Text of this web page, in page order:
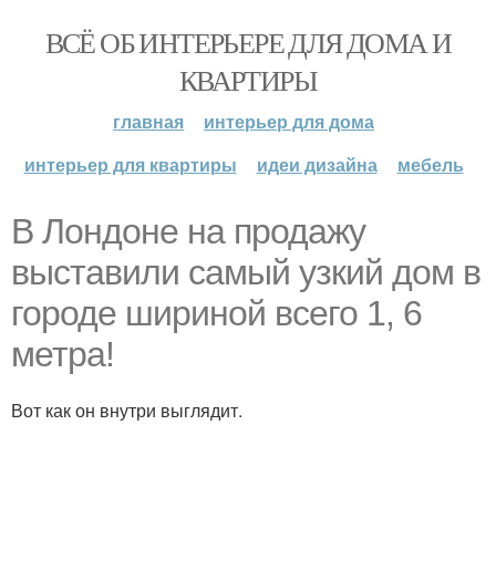
ВСЁ ОБ ИНТЕРЬЕРЕ ДЛЯ ДОМА И
КВАРТИРЫ
главная
интерьер для дома
интерьер для квартиры
идеи дизайна мебель
В Лондоне на продажу
выставили самый узкий дом в
городе шириной всего 1, 6
метра!
Вот как он внутри выглядит.